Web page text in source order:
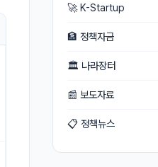
🚀 K-Startup
🏦 정책자금
🏛 나라장터
📰 보도자료
📋 정책뉴스